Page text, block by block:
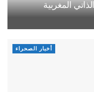
المغربية
أخبار الصحراء